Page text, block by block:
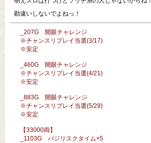
勘違いしないでよねっ！
_207G 開眼チャレンジ
※チャンスリプレイ当選(3/17)
※安定
_460G 開眼チャレンジ
※チャンスリプレイ当選(4/21)
※安定
_883G 開眼チャレンジ
※チャンスリプレイ当選(5/29)
※安定
【33000両】
_1103G バジリスクタイム×5